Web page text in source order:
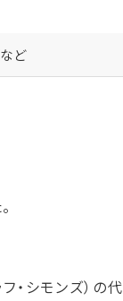
ど
シモンズ）の代